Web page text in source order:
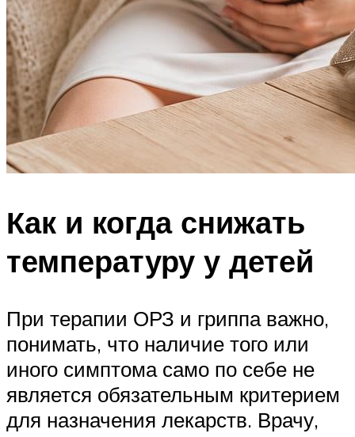
Как и когда снижать
температуру у детей
При терапии ОРЗ и гриппа важно,
понимать, что наличие того или
иного симптома само по себе не
является обязательным критерием
для назначения лекарств. Врачу,